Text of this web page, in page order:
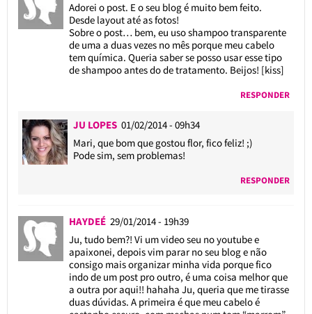
Adorei o post. E o seu blog é muito bem feito.
Desde layout até as fotos!
Sobre o post… bem, eu uso shampoo transparente
de uma a duas vezes no mês porque meu cabelo
tem química. Queria saber se posso usar esse tipo
de shampoo antes do de tratamento. Beijos! [kiss]
RESPONDER
JU LOPES 01/02/2014 - 09h34
Mari, que bom que gostou flor, fico feliz! ;)
Pode sim, sem problemas!
RESPONDER
HAYDEÉ 29/01/2014 - 19h39
Ju, tudo bem?! Vi um video seu no youtube e
apaixonei, depois vim parar no seu blog e não
consigo mais organizar minha vida porque fico
indo de um post pro outro, é uma coisa melhor que
a outra por aqui!! hahaha Ju, queria que me tirasse
duas dúvidas. A primeira é que meu cabelo é